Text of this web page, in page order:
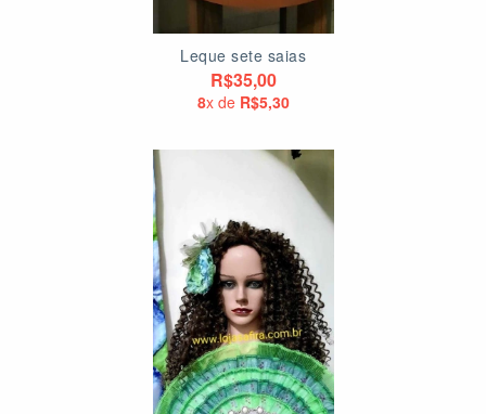
Leque sete saias
R$35,00
8x de R$5,30